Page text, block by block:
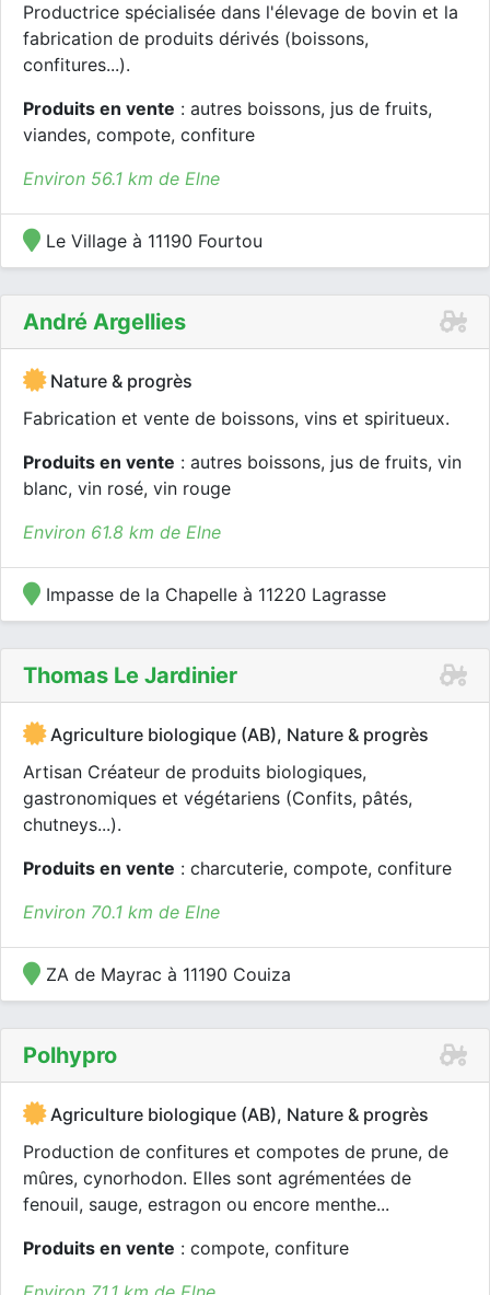
Productrice spécialisée dans l'élevage de bovin et la
fabrication de produits dérivés (boissons,
confitures...).
Produits en vente : autres boissons, jus de fruits,
viandes, compote, confiture
Environ 56.1 km de Elne
Le Village à 11190 Fourtou
André Argellies
Nature & progrès
Fabrication et vente de boissons, vins et spiritueux.
Produits en vente : autres boissons, jus de fruits, vin
blanc, vin rosé, vin rouge
Environ 61.8 km de Elne
Impasse de la Chapelle à 11220 Lagrasse
Thomas Le Jardinier
Agriculture biologique (AB), Nature & progrès
Artisan Créateur de produits biologiques,
gastronomiques et végétariens (Confits, pâtés,
chutneys...).
Produits en vente : charcuterie, compote, confiture
Environ 70.1 km de Elne
ZA de Mayrac à 11190 Couiza
Polhypro
Agriculture biologique (AB), Nature & progrès
Production de confitures et compotes de prune, de
mûres, cynorhodon. Elles sont agrémentées de
fenouil, sauge, estragon ou encore menthe...
Produits en vente : compote, confiture